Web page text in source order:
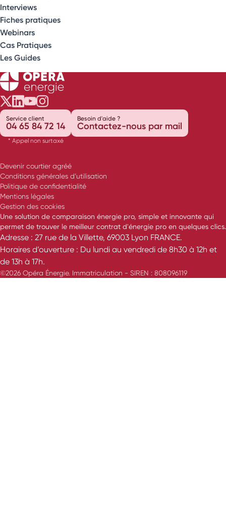
Interviews
Fiches pratiques
Webinars
Cas Pratiques
Les Guides
Opéra Énergie sur Twitter
Opéra Énergie sur LinkedIn
Opéra Énergie sur Youtube
Opéra Énergie sur Instagram
Service client
04 65 84 72 14
* Appel non surtaxé
Besoin d'aide ?
Contactez-nous par mail
Devenir courtier agréé
Conditions générales d’utilisation
Politique de confidentialité
Mentions légales
Gestion des cookies
Une solution de comparaison énergie pro, simple et innovante qui
permet de trouver le meilleur contrat d'énergie pro en quelques clics.
Adresse : 27 rue de la Villette, 69003 Lyon FRANCE.
Horaires d’ouverture : Du lundi au vendredi de 8h30 à 12h et
de 13h à 17h.
©2026 Opéra Énergie. Immatriculation - SIREN : 808096119